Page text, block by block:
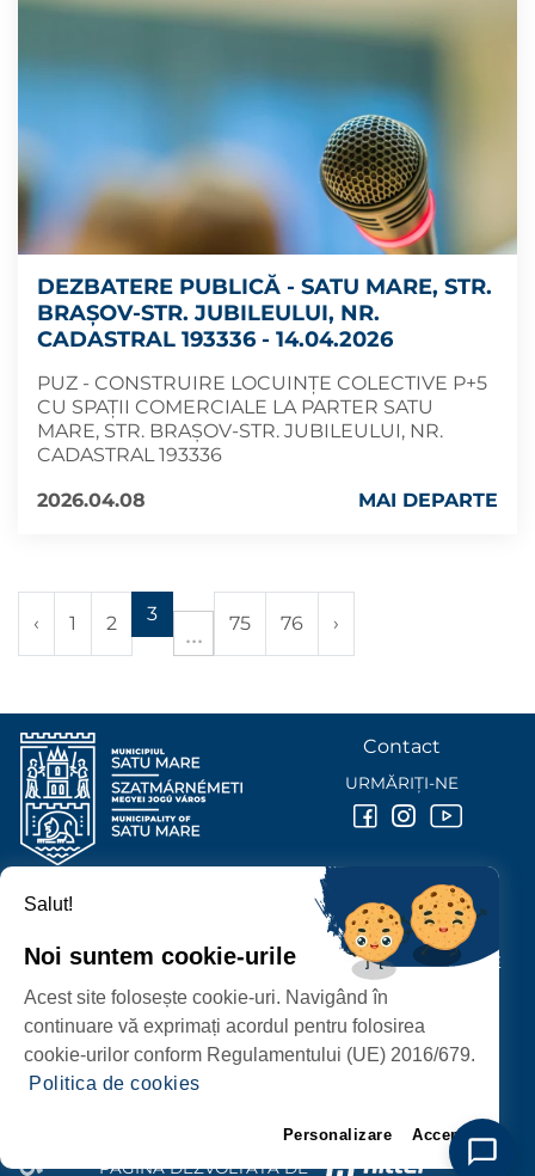
DEZBATERE PUBLICĂ - SATU MARE, STR.
BRAȘOV-STR. JUBILEULUI, NR.
CADASTRAL 193336 - 14.04.2026
PUZ - CONSTRUIRE LOCUINȚE COLECTIVE P+5
CU SPAȚII COMERCIALE LA PARTER SATU
MARE, STR. BRAȘOV-STR. JUBILEULUI, NR.
CADASTRAL 193336
2026.04.08
MAI DEPARTE
‹ 1 2 3 75 76 ›
PROTECȚIA DATELOR PERSONALE
PAGINĂ DEZVOLTATĂ DE
PRIMĂRIA MUNICIPIULUI
P-ȚA 25 OCTOMBRIE, NR. 1 CORP M, 440026 SATU MARE
Contact
URMĂRIȚI-NE
Salut!
Noi suntem cookie-urile
Acest site folosește cookie-uri. Navigând în
continuare vă exprimați acordul pentru folosirea
cookie-urilor conform Regulamentului (UE) 2016/679.
Politica de cookies
Personalizare Accept